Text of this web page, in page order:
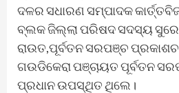
ଦଳର ସଧାରଣ ସମ୍ପାଦକ
ବ୍ଲକ ଜିଲ୍ଲା ପରିଷଦ ସଦସ୍ୟ
ରାଉତ,ପୂର୍ବତନ ସରପଞ୍ଚ
ଗଉଡିକେରା ପଞ୍ଚାୟତ ପୂର୍ବତନ
ପ୍ରଧାନ ଉପସ୍ଥିତ ଥିଲେ।